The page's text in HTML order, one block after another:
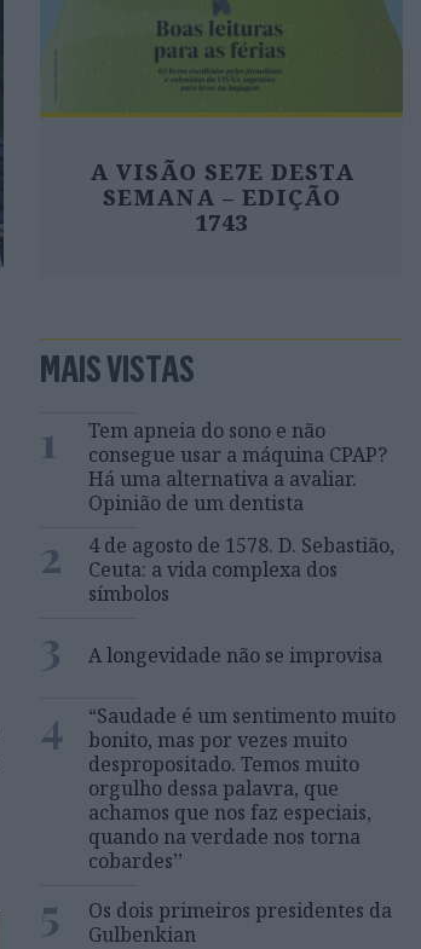
A VISÃO SE7E DESTA
SEMANA – EDIÇÃO
1743
MAIS VISTAS
1
Tem apneia do sono e não
consegue usar a máquina CPAP?
Há uma alternativa a avaliar.
Opinião de um dentista
2
4 de agosto de 1578. D. Sebastião,
Ceuta: a vida complexa dos
símbolos
3 A longevidade não se improvisa
4
“Saudade é um sentimento muito
bonito, mas por vezes muito
despropositado. Temos muito
orgulho dessa palavra, que
achamos que nos faz especiais,
quando na verdade nos torna
cobardes’’
5
Os dois primeiros presidentes da
Gulbenkian